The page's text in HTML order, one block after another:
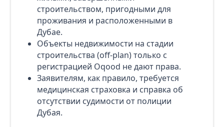
строительством, пригодными для
проживания и расположенными в
Дубае.
Объекты недвижимости на стадии
строительства (off-plan) только с
регистрацией Oqood не дают права.
Заявителям, как правило, требуется
медицинская страховка и справка об
отсутствии судимости от полиции
Дубая.